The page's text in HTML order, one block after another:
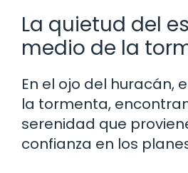
La quietud del
medio de la
En el ojo del huracán,
la tormenta,
serenidad que
confianza en los